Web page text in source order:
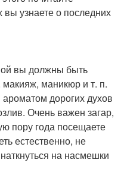
узнаете о последних
вы должны быть
макияж, маникюр и т. п.
дорогих духов
Очень важен загар,
пору года посещаете
естественно, не
на насмешки